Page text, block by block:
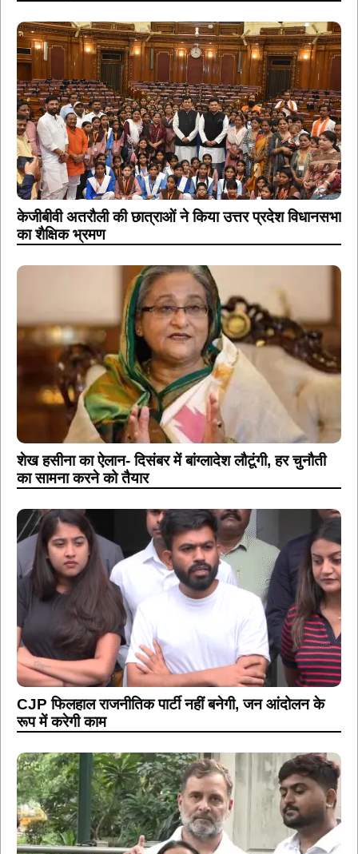
केजीबीवी अतरौली की छात्राओं ने किया उत्तर प्रदेश विधानसभा
का शैक्षिक भ्रमण
शेख हसीना का ऐलान- दिसंबर में बांग्लादेश लौटूंगी, हर चुनौती
का सामना करने को तैयार
CJP फिलहाल राजनीतिक पार्टी नहीं बनेगी, जन आंदोलन के
रूप में करेगी काम